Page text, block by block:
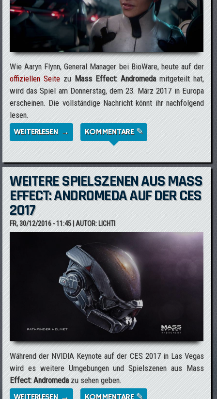
Wie Aaryn Flynn, General Manager bei BioWare, heute auf der
offiziellen Seitezu Mass Effect: Andromedamitgeteilt hat,
wird das Spiel am Donnerstag, dem 23. März 2017 in Europa
erscheinen. Die vollständige Nachricht könnt ihr nachfolgend
lesen.
WEITERLESEN → ÜBER MASS EFFECT: ANDROMEDA
ERSCHEINT AM 23.03.2017
KOMMENTARE ✎
WEITERE SPIELSZENEN AUS MASS
EFFECT: ANDROMEDA AUF DER CES
2017
FR, 30/12/2016 - 11:45| AUTOR: LICHTI
Während der NVIDIA Keynote auf der CES 2017 in Las Vegas
wird es weitere Umgebungen und Spielszenen aus Mass
Effect: Andromedazu sehen geben.